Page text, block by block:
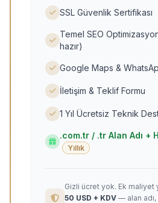
SSL Güvenlik Sertifikası
Temel SEO
hazır)
Google Maps &
İletişim & Teklif Formu
1 Yıl Ücretsiz Teknik
.com.tr / .tr Alan Adı +
Yıllık
Gizli ücret yok. Ek maliyet
50 USD + KDV — alan